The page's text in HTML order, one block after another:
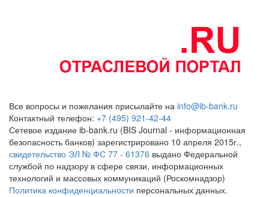
Все вопросы и пожелания присылайте на info@ib-bank.ru
Контактный телефон: +7 (495) 921-42-44
Сетевое издание ib-bank.ru (BIS Journal - информационная
безопасность банков) зарегистрировано 10 апреля 2015г.,
свидетельство ЭЛ № ФС 77 - 61376 выдано Федеральной
службой по надзору в сфере связи, информационных
технологий и массовых коммуникаций (Роскомнадзор)
Политика конфиденциальности персональных данных.